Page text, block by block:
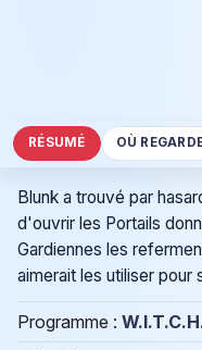
RÉSUMÉ OÙ
Blunk a trouvé par
d'ouvrir les Portails
Gardiennes les
aimerait les utiliser pour
Programme :